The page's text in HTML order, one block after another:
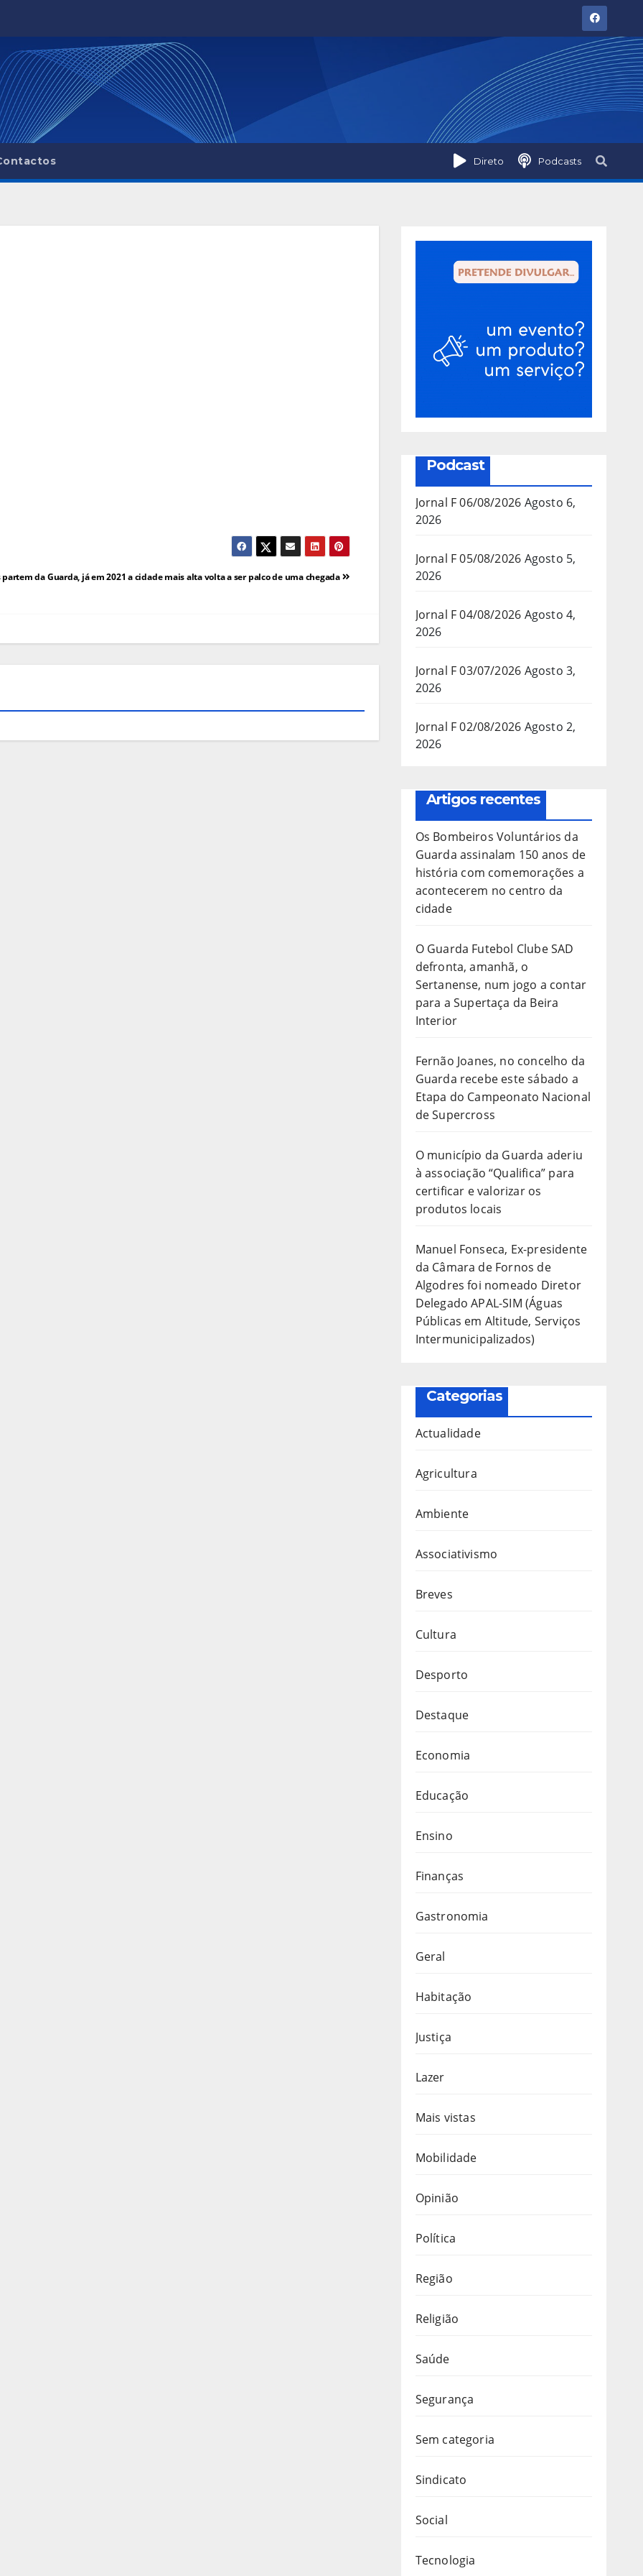
Direto Podcasts
da Guarda, já em 2021 a cidade mais alta volta a ser palco de uma chegada
Podcast
Jornal F 06/08/2026 Agosto 6,
2026
Jornal F 05/08/2026 Agosto 5,
2026
Jornal F 04/08/2026 Agosto 4,
2026
Jornal F 03/07/2026 Agosto 3,
2026
Jornal F 02/08/2026 Agosto 2,
2026
Artigos recentes
Os Bombeiros Voluntários da
Guarda assinalam 150 anos de
história com comemorações a
acontecerem no centro da
cidade
O Guarda Futebol Clube SAD
defronta, amanhã, o
Sertanense, num jogo a contar
para a Supertaça da Beira
Interior
Fernão Joanes, no concelho da
Guarda recebe este sábado a
Etapa do Campeonato Nacional
de Supercross
O município da Guarda aderiu
à associação “Qualifica” para
certificar e valorizar os
produtos locais
Manuel Fonseca, Ex-presidente
da Câmara de Fornos de
Algodres foi nomeado Diretor
Delegado APAL-SIM (Águas
Públicas em Altitude, Serviços
Intermunicipalizados)
Categorias
Actualidade
Agricultura
Ambiente
Associativismo
Breves
Cultura
Desporto
Destaque
Economia
Educação
Ensino
Finanças
Gastronomia
Geral
Habitação
Justiça
Lazer
Mais vistas
Mobilidade
Opinião
Política
Região
Religião
Saúde
Segurança
Sem categoria
Sindicato
Social
Tecnologia